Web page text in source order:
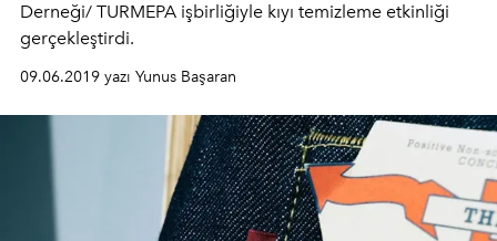
Derneği/ TURMEPA işbirliğiyle kıyı temizleme etkinliği
gerçekleştirdi.
09.06.2019 yazı Yunus Başaran